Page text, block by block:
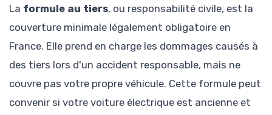
La formule au tiers, ou responsabilité civile, est la
couverture minimale légalement obligatoire en
France. Elle prend en charge les dommages causés à
des tiers lors d'un accident responsable, mais ne
couvre pas votre propre véhicule. Cette formule peut
convenir si votre voiture électrique est ancienne et